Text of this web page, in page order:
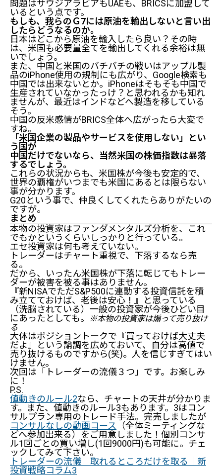
問題はサウジアラビアもUAEも、BRICSに加盟して
いるという点です。
もしも、我らのＧ7には原油を輸出しないと言い出
したらどうなるのか。
日本はどこから原油を輸入したら良い？その時
は、米国も必要量全てを輸出してくれる余裕は無
いでしょう。
また、中国と米国のバチバチの戦いはアップル製
品のiPhone使用の規制にも広がり、Google検索も
中国では出来ないとか。iPhoneはそもそも中国で
生産されていなかったっけ？と思われるかも知れ
ませんが、最近はインドなどへ製造を移している
そう。
中国の反米感情がBRICS全体へ広がったら大変で
すね。
「米国企業の製品やサービスを使用しない」とい
う国が
中国だけでないなら、当然米国の株価指数は暴落
するでしょう。
これらの状況からも、米国株が今後も安定的で、
世界の覇権がいつまでも米国にあるとは限らない
事が分かります。
G20という事で、仲良くしてくれたらありがたいの
ですが。
まとめ
本物の投資家はファンダメンタルズ分析を、これ
でもかというくらいしっかりと行っている。
エセ投資家は何も考えていない。
トレーダーはチャート重視で、下落するなら売
る。
だから、いったん米国株が下落に転じてもトレー
ダーが被害を被る事はありません。
『新NISAでただS&P500に連動する投資信託を積
み立てておけば、老後は安心！』と思っている
（洗脳されている）一般の投資家が今後ひどい目
にあったとしても。
※本物の投資家は煽って売り抜け
る
大体はポジショントークで『買っておけば大丈夫
だよ』という論調を広めておいて、自分は高値で
売り抜けるものですから(笑)。人を信じすぎてはい
けません。
次回は「トレーダーの流儀３つ」です。お楽しみ
に！
P.S.
値動きのルール2なら、チャートの天井が分かりま
す。また、値動きのルール3もあります。3はコン
サルプラン専用のトレード手法。完売しましたが
コンサルなしの動画コース （全体ミーティングな
どへ参加出来る）をご用意しました！個別コンサ
ル1回ごとの買い増し(1回9000円)も可能に。チェ
ックしてみて下さい。
トレーダーの流儀 取れるところだけを取る｜新
投資戦略コラム3
本物の投資家はファンダメンタルズ分析を徹底的に行
う
トレーダーはチャート中心（我々はこちら）。
エセ投資家は何も考えていない。
暴落時、投資家のお金は消える。
我々トレーダーの暴落時の挙動。
本当に大丈夫？米国株価
BRICSが拡大している
まとめ